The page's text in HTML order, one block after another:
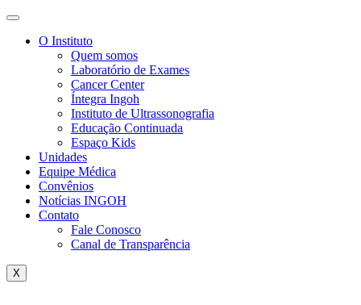
O Instituto
Quem somos
Laboratório de Exames
Cancer Center
Íntegra Ingoh
Instituto de Ultrassonografia
Educação Continuada
Espaço Kids
Unidades
Equipe Médica
Convênios
Notícias INGOH
Contato
Fale Conosco
Canal de Transparência
X